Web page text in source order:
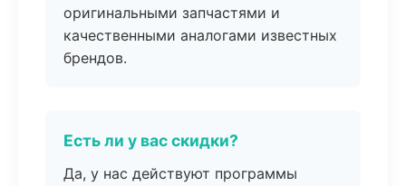
оригинальными запчастями и
качественными аналогами известных
брендов.
Есть ли у вас скидки?
Да, у нас действуют программы